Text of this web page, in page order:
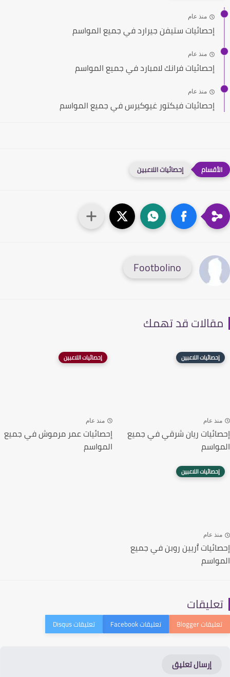
منذ عام
إحصائيات ستيفن جيرارد في جميع المواسم
منذ عام
إحصائيات فرانك لامبارد في جميع المواسم
منذ عام
إحصائيات فيكتور غيوكيرس في جميع المواسم
إحصائيات اللاعبين
Footbolino
قد تهمك
إحصائيات اللاعبين
عام
ريان شرقي في جميع
إحصائيات اللاعبين
منذ عام
إحصائيات عمر مرموش في جميع
المواسم
إحصائيات اللاعبين
عام
ٱريين روبن في جميع
إرسال تعليق